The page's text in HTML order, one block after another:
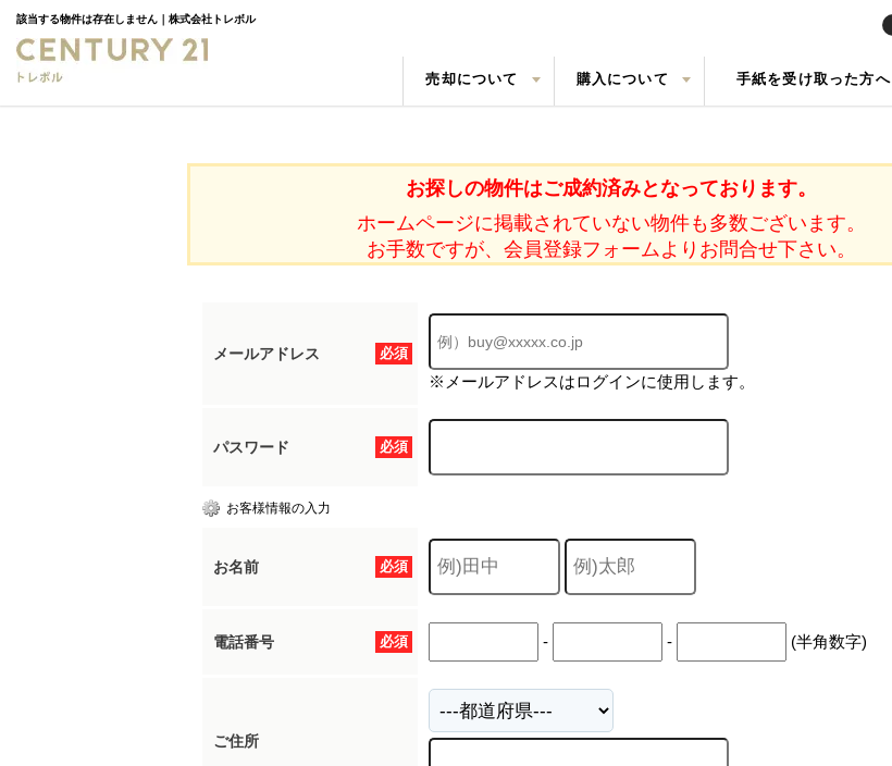
該当する物件は存在しません｜株式会社トレボル
売却について
相続 買取
購入について
学区検索 現地販売会情報
手紙を受け取った方へ
お探しの物件はご成約済みとなっております。
ホームページに掲載されていない物件も多数ございます。
お手数ですが、会員登録フォームよりお問合せ下さい。
必須
メールアドレス
※メールアドレスはログインに使用します。
必須
パスワード
お客様情報の入力
必須
お名前
必須
電話番号 - - (半角数字)
ご住所